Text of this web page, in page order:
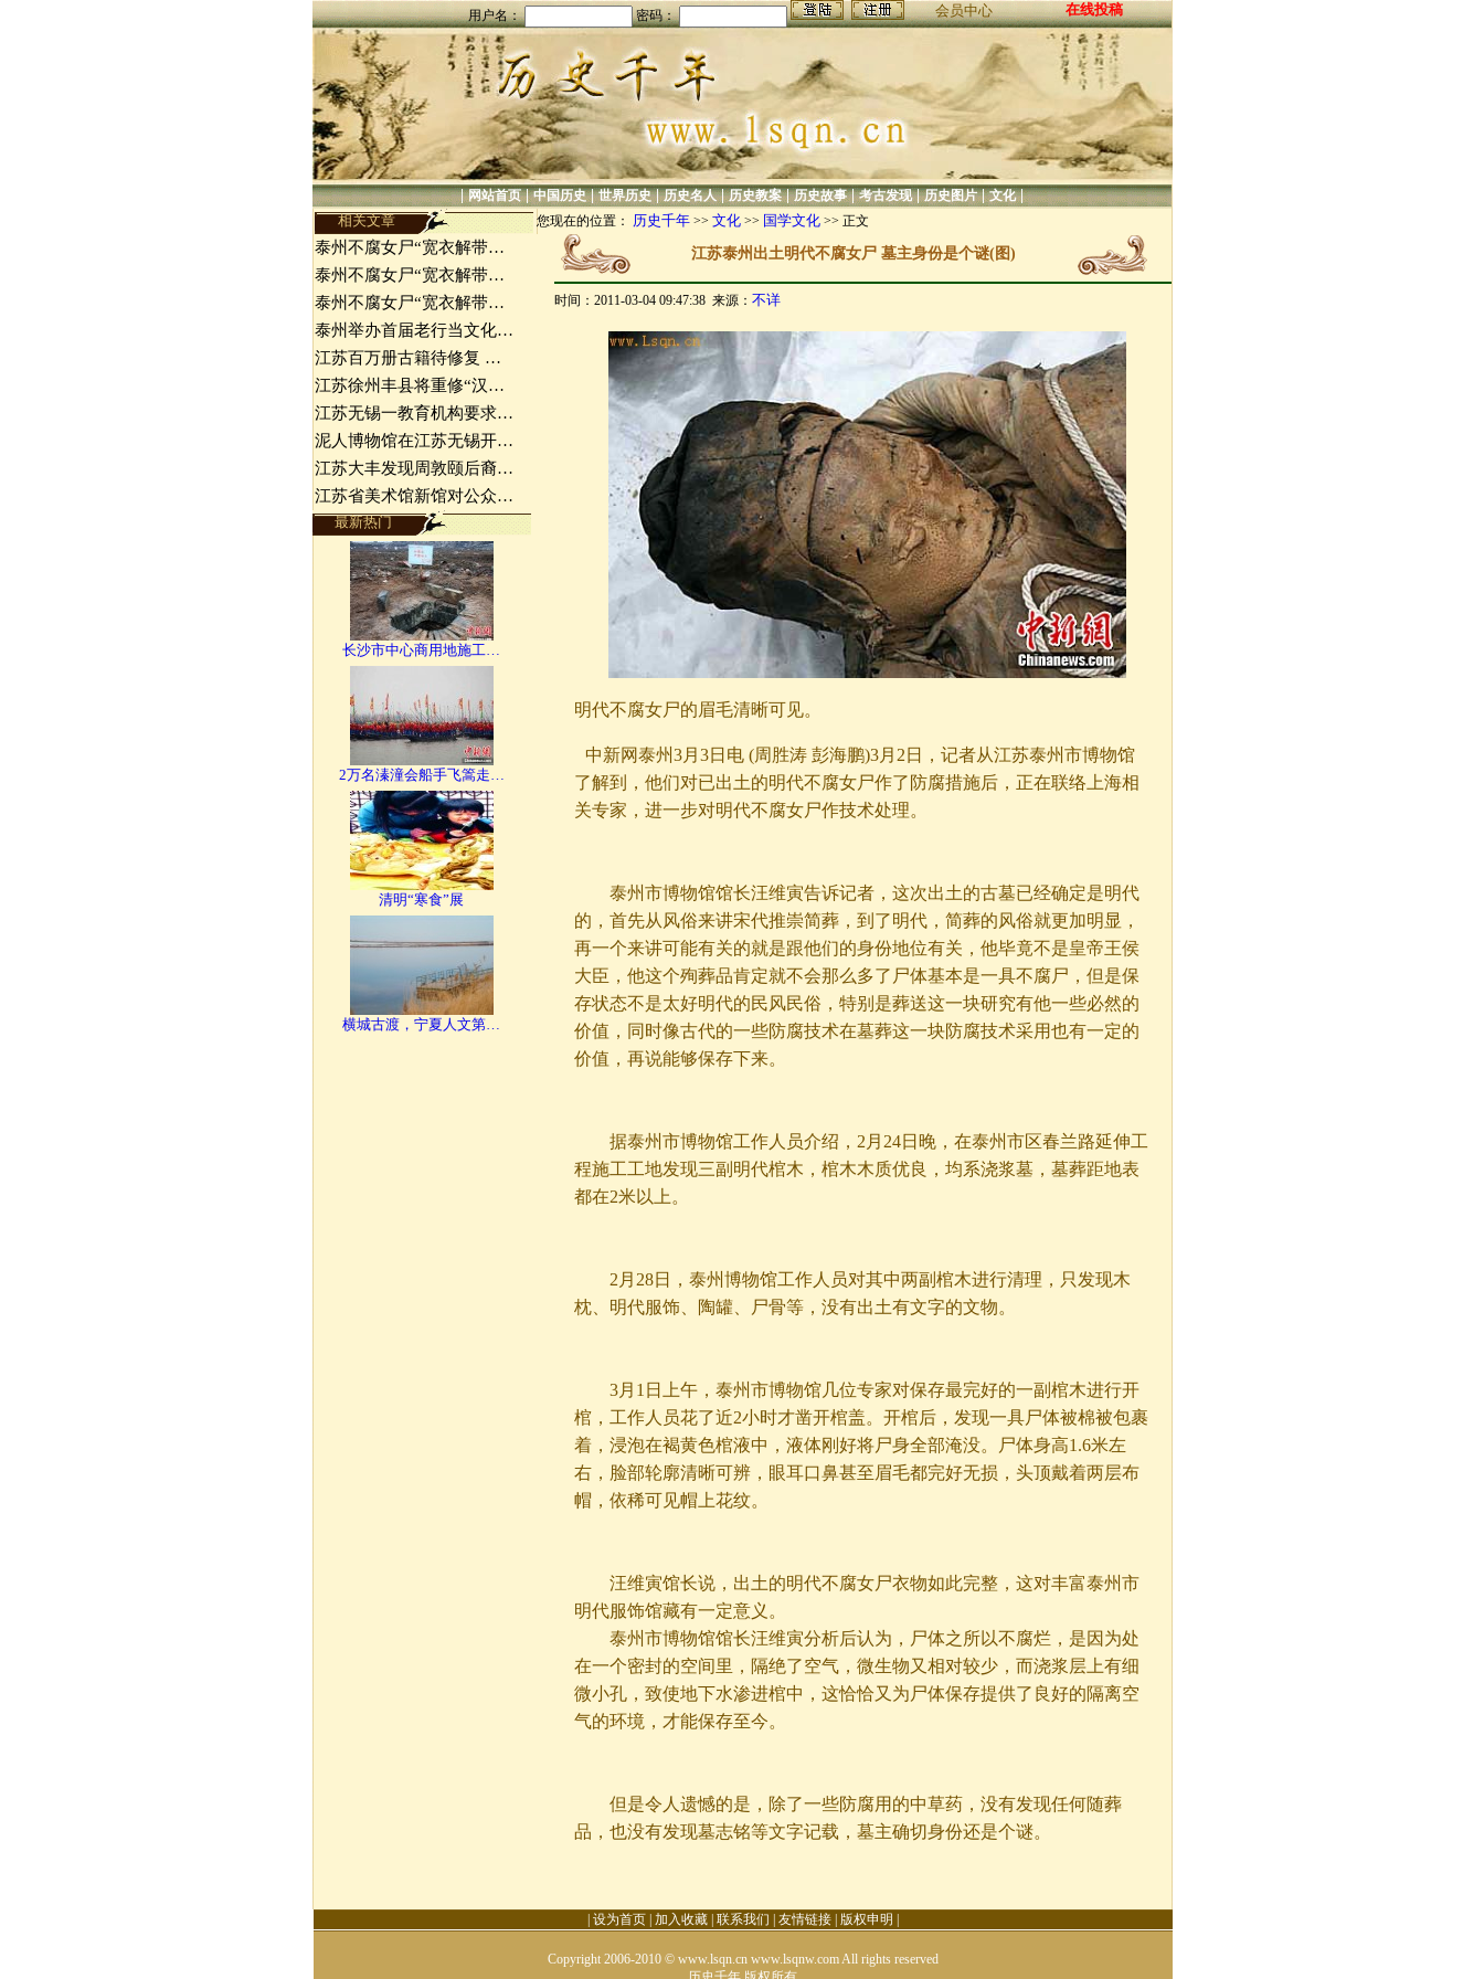
用户名： 密码： 会员中心 在线投稿
|网站首页|中国历史|世界历史|历史名人|历史教案|历史故事|考古发现|历史图片|文化|
相关文章
您现在的位置： 历史千年>> 文化>> 国学文化>> 正文
泰州不腐女尸“宽衣解带…
泰州不腐女尸“宽衣解带…
泰州不腐女尸“宽衣解带…
泰州举办首届老行当文化…
江苏百万册古籍待修复 …
江苏徐州丰县将重修“汉…
江苏无锡一教育机构要求…
泥人博物馆在江苏无锡开…
江苏大丰发现周敦颐后裔…
江苏省美术馆新馆对公众…
最新热门
长沙市中心商用地施工…
2万名溱潼会船手飞篙走…
清明“寒食”展
横城古渡，宁夏人文第…
江苏泰州出土明代不腐女尸 墓主身份是个谜(图)
时间：2011-03-04 09:47:38 来源： 不详
明代不腐女尸的眉毛清晰可见。
中新网泰州3月3日电 (周胜涛 彭海鹏)3月2日，记者从江苏泰州市博物馆
了解到，他们对已出土的明代不腐女尸作了防腐措施后，正在联络上海相
关专家，进一步对明代不腐女尸作技术处理。
泰州市博物馆馆长汪维寅告诉记者，这次出土的古墓已经确定是明代
的，首先从风俗来讲宋代推崇简葬，到了明代，简葬的风俗就更加明显，
再一个来讲可能有关的就是跟他们的身份地位有关，他毕竟不是皇帝王侯
大臣，他这个殉葬品肯定就不会那么多了尸体基本是一具不腐尸，但是保
存状态不是太好明代的民风民俗，特别是葬送这一块研究有他一些必然的
价值，同时像古代的一些防腐技术在墓葬这一块防腐技术采用也有一定的
价值，再说能够保存下来。
据泰州市博物馆工作人员介绍，2月24日晚，在泰州市区春兰路延伸工
程施工工地发现三副明代棺木，棺木木质优良，均系浇浆墓，墓葬距地表
都在2米以上。
2月28日，泰州博物馆工作人员对其中两副棺木进行清理，只发现木
枕、明代服饰、陶罐、尸骨等，没有出土有文字的文物。
3月1日上午，泰州市博物馆几位专家对保存最完好的一副棺木进行开
棺，工作人员花了近2小时才凿开棺盖。开棺后，发现一具尸体被棉被包裹
着，浸泡在褐黄色棺液中，液体刚好将尸身全部淹没。尸体身高1.6米左
右，脸部轮廓清晰可辨，眼耳口鼻甚至眉毛都完好无损，头顶戴着两层布
帽，依稀可见帽上花纹。
汪维寅馆长说，出土的明代不腐女尸衣物如此完整，这对丰富泰州市
明代服饰馆藏有一定意义。
泰州市博物馆馆长汪维寅分析后认为，尸体之所以不腐烂，是因为处
在一个密封的空间里，隔绝了空气，微生物又相对较少，而浇浆层上有细
微小孔，致使地下水渗进棺中，这恰恰又为尸体保存提供了良好的隔离空
气的环境，才能保存至今。
但是令人遗憾的是，除了一些防腐用的中草药，没有发现任何随葬
品，也没有发现墓志铭等文字记载，墓主确切身份还是个谜。
设为首页| 加入收藏| 联系我们 友情链接| 版权申明
Copyright 2006-2010 © www.lsqn.cn www.lsqnw.com All rights reserved